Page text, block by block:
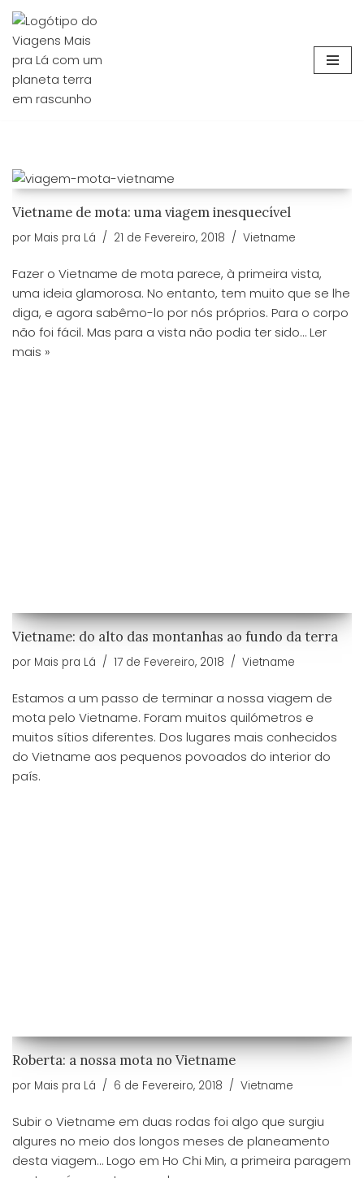
Avançar
para
o
conteúdo
Vietname de mota: uma viagem inesquecível
por Mais pra Lá 21 de Fevereiro, 2018 Vietname
Fazer o Vietname de mota parece, à primeira vista,
uma ideia glamorosa. No entanto, tem muito que se lhe
diga, e agora sabêmo-lo por nós próprios. Para o corpo
não foi fácil. Mas para a vista não podia ter sido…Ler
mais »
Vietname: do alto das montanhas ​ao fundo da terra
por Mais pra Lá 17 de Fevereiro, 2018 Vietname
Estamos a um passo de terminar a nossa viagem de
mota pelo Vietname. Foram muitos quilómetros e
muitos sítios diferentes. Dos lugares mais conhecidos
do Vietname aos pequenos povoados do interior do
país.
Roberta: a nossa mota no Vietname
por Mais pra Lá 6 de Fevereiro, 2018 Vietname
Subir o Vietname em duas rodas foi algo que surgiu
algures no meio dos longos meses de planeamento
desta viagem… Logo em Ho Chi Min, a primeira paragem